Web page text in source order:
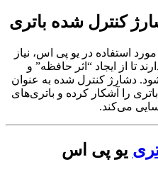
کنترل شده باتری
استفاده در یو پی اس، نیاز
تا از ایجاد “اثر حافظه” و
دشارژ کنترل شده به عنوان
را آشکار کرده و باتری‌های
می‌کند.
یو پی اس